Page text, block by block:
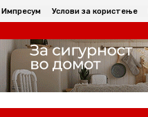
Импресум Услови за користење